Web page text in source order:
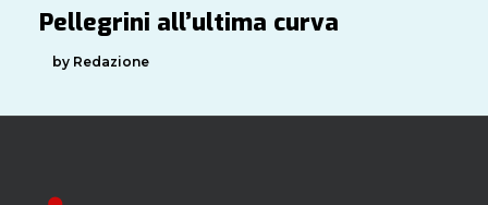
Pellegrini all’ultima curva
by Redazione